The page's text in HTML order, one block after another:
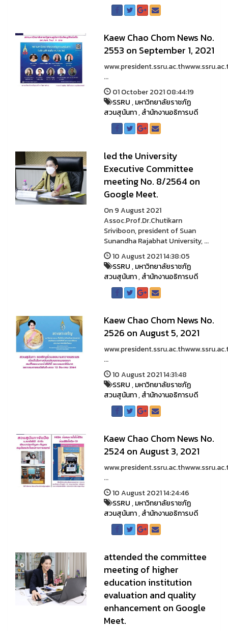
Kaew Chao Chom News No.
2553 on September 1, 2021
...
01 October 2021 08:44:19
SSRU,มหาวิทยาลัยราชภัฏ
สวนสุนันทา,สำนักงานอธิการบดี
led the University
Executive Committee
meeting No. 8/2564 on
Google Meet.
On 9 August 2021
Assoc.Prof.Dr.Chutikarn
Sriviboon, president of Suan
Sunandha Rajabhat University, ...
10 August 2021 14:38:05
SSRU,มหาวิทยาลัยราชภัฏ
สวนสุนันทา,สำนักงานอธิการบดี
Kaew Chao Chom News No.
2526 on August 5, 2021
...
10 August 2021 14:31:48
SSRU,มหาวิทยาลัยราชภัฏ
สวนสุนันทา,สำนักงานอธิการบดี
Kaew Chao Chom News No.
2524 on August 3, 2021
...
10 August 2021 14:24:46
SSRU,มหาวิทยาลัยราชภัฏ
สวนสุนันทา,สำนักงานอธิการบดี
attended the committee
meeting of higher
education institution
evaluation and quality
enhancement on Google
Meet.